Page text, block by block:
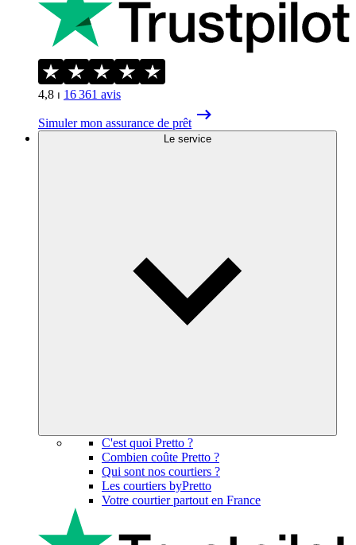
4,8 ⏐ 16 361 avis
Simuler mon assurance de prêt
Le service
C'est quoi Pretto ?
Combien coûte Pretto ?
Qui sont nos courtiers ?
Les courtiers byPretto
Votre courtier partout en France